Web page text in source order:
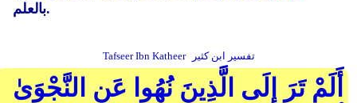
بالعلم.
Tafseer Ibn Katheer تفسير ابن كثير
أَلَمْ تَرَ إِلَى الَّذِينَ نُهُوا عَنِ النَّجْوَىٰ